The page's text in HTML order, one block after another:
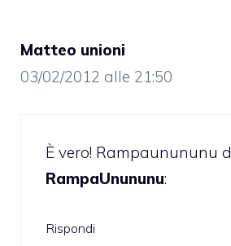
Matteo unioni
03/02/2012 alle 21:50
È vero! Rampaunununu
RampaUnununu:
Rispondi